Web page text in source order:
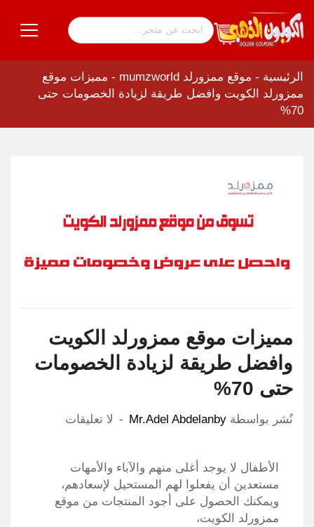
الرئيسية - موقع ممزورلد mumzworld - مميزات موقع
ممزورلد الكويت وافضل طريقة لزيادة الخصومات حتى
70%
مميزات موقع ممزورلد الكويت
وافضل طريقة لزيادة الخصومات
حتى 70%
نٌشر بواسطة Mr.Adel Abdelanby لا تعليقات
الأطفال لا يوجد أغلى منهم والآباء والأمهات
مستعدين أن يفعلوا لهم المستحيل لإسعادهم،
ويمكنك الحصول على أجود المنتجات من موقع
ممزورلد الكويت،